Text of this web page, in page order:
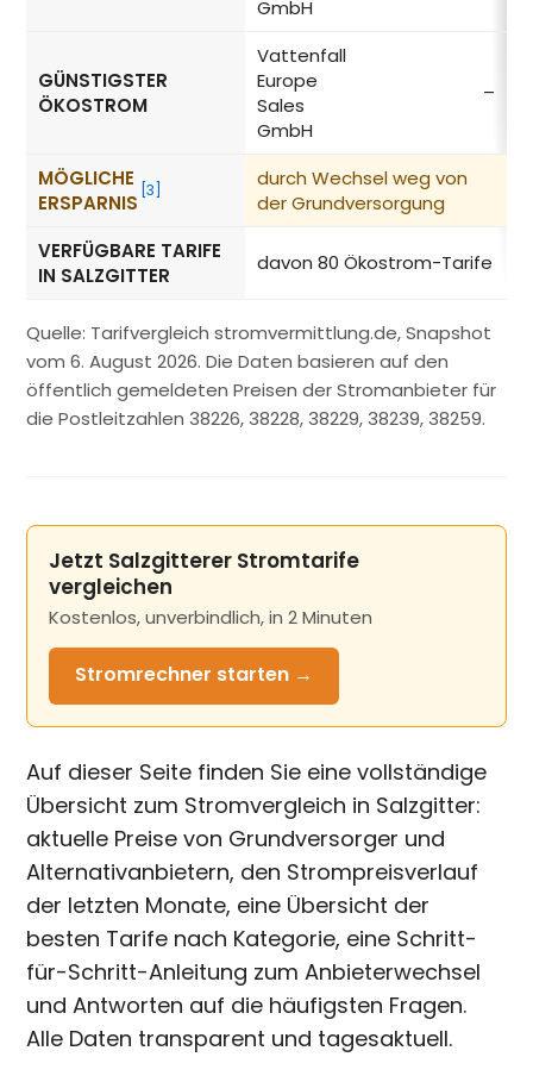
GmbH
GÜNSTIGSTER
ÖKOSTROM
Vattenfall
Europe
Sales
GmbH
–
MÖGLICHE
ERSPARNIS
[3]
durch Wechsel weg von
der Grundversorgung
VERFÜGBARE TARIFE
IN SALZGITTER
davon 80 Ökostrom-Tarife
Quelle: Tarifvergleich stromvermittlung.de, Snapshot
vom 6. August 2026. Die Daten basieren auf den
öffentlich gemeldeten Preisen der Stromanbieter für
die Postleitzahlen 38226, 38228, 38229, 38239, 38259.
Jetzt Salzgitterer Stromtarife
vergleichen
Kostenlos, unverbindlich, in 2 Minuten
Stromrechner starten →
Auf dieser Seite finden Sie eine vollständige
Übersicht zum Stromvergleich in Salzgitter:
aktuelle Preise von Grundversorger und
Alternativanbietern, den Strompreisverlauf
der letzten Monate, eine Übersicht der
besten Tarife nach Kategorie, eine Schritt-
für-Schritt-Anleitung zum Anbieterwechsel
und Antworten auf die häufigsten Fragen.
Alle Daten transparent und tagesaktuell.